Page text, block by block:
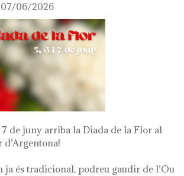
06/2026
de juny arriba la Diada de la Flor al
ja és tradicional, podreu gaudir de l’Ou